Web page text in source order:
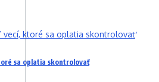
sa oplatia skontrolovať